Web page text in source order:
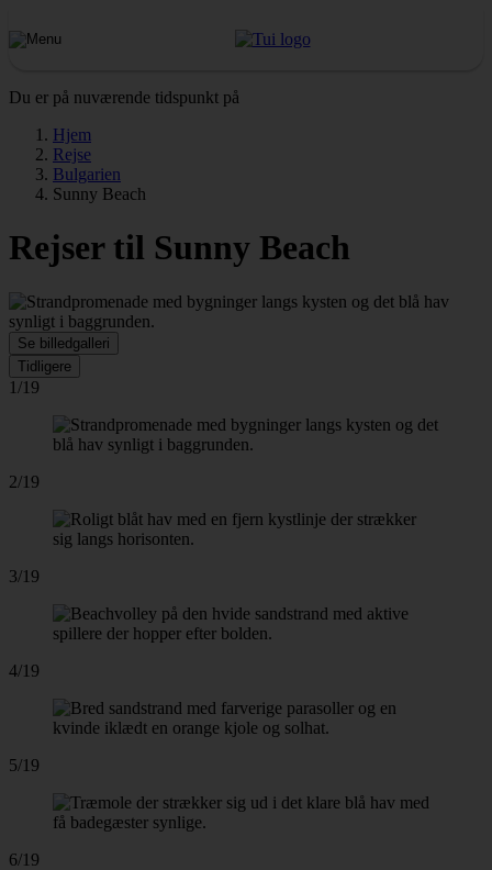
Du er på nuværende tidspunkt på
Hjem
Rejse
Bulgarien
Sunny Beach
Rejser til Sunny Beach
Se billedgalleri
Tidligere
1/19
2/19
3/19
4/19
5/19
6/19